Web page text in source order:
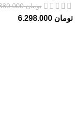
تومان7.380.000
تومان